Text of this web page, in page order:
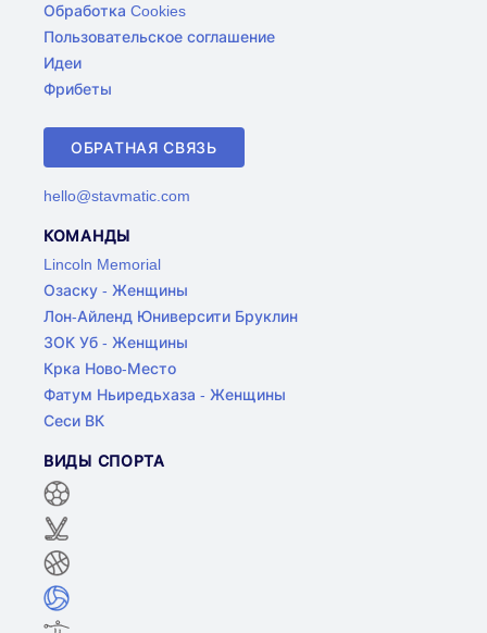
Обработка Cookies
Пользовательское соглашение
Идеи
Фрибеты
ОБРАТНАЯ СВЯЗЬ
hello@stavmatic.com
КОМАНДЫ
Lincoln Memorial
Озаску - Женщины
Лон-Айленд Юниверсити Бруклин
ЗОК Уб - Женщины
Крка Ново-Место
Фатум Ньиредьхаза - Женщины
Сеси ВК
ВИДЫ СПОРТА